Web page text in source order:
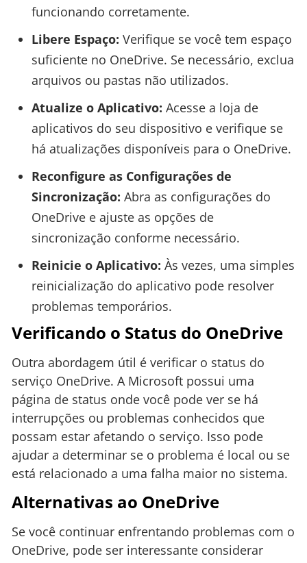
funcionando corretamente.
Libere Espaço: Verifique se você tem espaço
suficiente no OneDrive. Se necessário, exclua
arquivos ou pastas não utilizados.
Atualize o Aplicativo: Acesse a loja de
aplicativos do seu dispositivo e verifique se
há atualizações disponíveis para o OneDrive.
Reconfigure as Configurações de
Sincronização: Abra as configurações do
OneDrive e ajuste as opções de
sincronização conforme necessário.
Reinicie o Aplicativo: Às vezes, uma simples
reinicialização do aplicativo pode resolver
problemas temporários.
Verificando o Status do OneDrive
Outra abordagem útil é verificar o status do
serviço OneDrive. A Microsoft possui uma
página de status onde você pode ver se há
interrupções ou problemas conhecidos que
possam estar afetando o serviço. Isso pode
ajudar a determinar se o problema é local ou se
está relacionado a uma falha maior no sistema.
Alternativas ao OneDrive
Se você continuar enfrentando problemas com o
OneDrive, pode ser interessante considerar